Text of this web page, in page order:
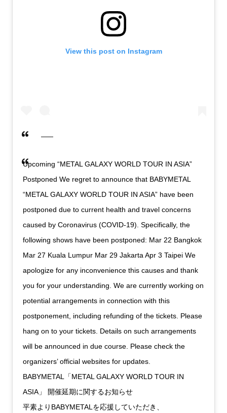
View this post on Instagram
Upcoming “METAL GALAXY WORLD TOUR IN ASIA”
Postponed We regret to announce that BABYMETAL
“METAL GALAXY WORLD TOUR IN ASIA” have been
postponed due to current health and travel concerns
caused by Coronavirus (COVID-19). Specifically, the
following shows have been postponed: Mar 22 Bangkok
Mar 27 Kuala Lumpur Mar 29 Jakarta Apr 3 Taipei We
apologize for any inconvenience this causes and thank
you for your understanding. We are currently working on
potential arrangements in connection with this
postponement, including refunding of the tickets. Please
hang on to your tickets. Details on such arrangements
will be announced in due course. Please check the
organizers’ official websites for updates.
BABYMETAL「METAL GALAXY WORLD TOUR IN
ASIA」 開催延期に関するお知らせ
平素よりBABYMETALを応援していただき、